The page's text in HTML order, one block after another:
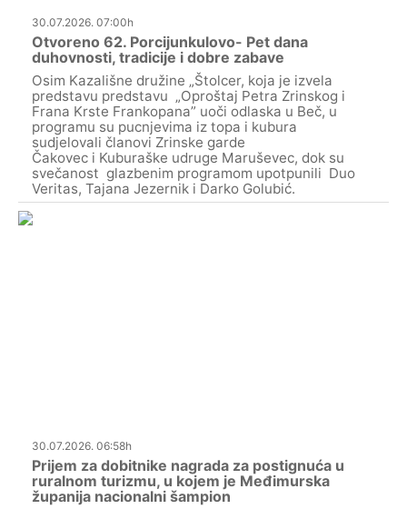
30.07.2026. 07:00h
Otvoreno 62. Porcijunkulovo- Pet dana
duhovnosti, tradicije i dobre zabave
Osim Kazališne družine „Štolcer, koja je izvela
predstavu predstavu „Oproštaj Petra Zrinskog i
Frana Krste Frankopana” uoči odlaska u Beč, u
programu su pucnjevima iz topa i kubura
sudjelovali članovi Zrinske garde
Čakovec i Kuburaške udruge Maruševec, dok su
svečanost glazbenim programom upotpunili Duo
Veritas, Tajana Jezernik i Darko Golubić.
30.07.2026. 06:58h
Prijem za dobitnike nagrada za postignuća u
ruralnom turizmu, u kojem je Međimurska
županija nacionalni šampion